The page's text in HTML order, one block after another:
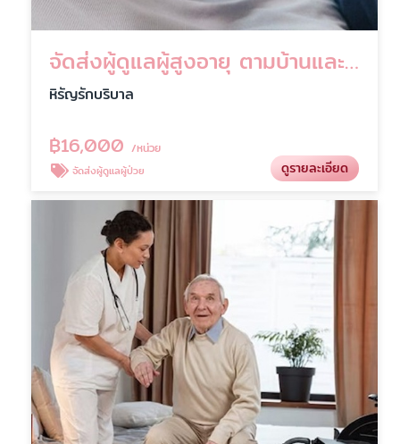
จัดส่งผู้ดูแลผู้สูงอายุ ตามบ้านและโรงพยาบาล บริการคุณภาพ
หิรัญรักบริบาล
฿16,000 /หน่วย
จัดส่งผู้ดูแลผู้ป่วย ดูรายละเอียด